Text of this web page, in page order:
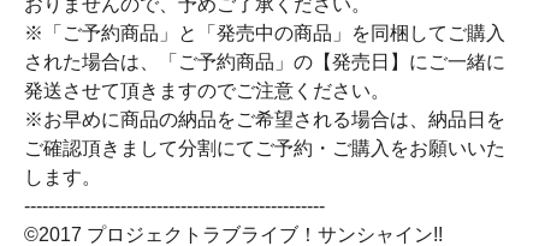
おりませんので、予めご了承ください。
※「ご予約商品」と「発売中の商品」を同梱してご購入
された場合は、「ご予約商品」の【発売日】にご一緒に
発送させて頂きますのでご注意ください。
※お早めに商品の納品をご希望される場合は、納品日を
ご確認頂きまして分割にてご予約・ご購入をお願いいた
します。
--------------------------------------------------
©2017 プロジェクトラブライブ！サンシャイン!!